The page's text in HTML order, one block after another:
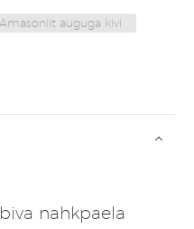
Amasoniit auguga kivi
nahkpaela